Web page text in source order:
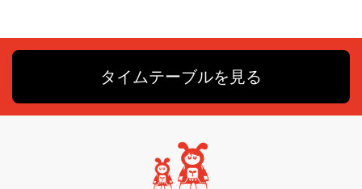
タイムテーブルを見る